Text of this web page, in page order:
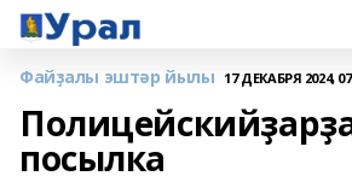
Файҙалы эштәр йылы 17 ДЕКАБРЯ 2024,
посылка